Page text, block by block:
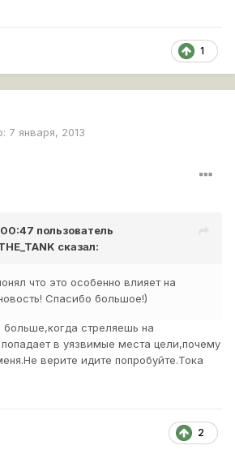
1
7 января, 2013
пользователь
сказал:
что это особенно влияет на
Спасибо большое!)
больше,когда стреляешь на
в уязвимые места цели,почему
верите идите попробуйте.Тока
2